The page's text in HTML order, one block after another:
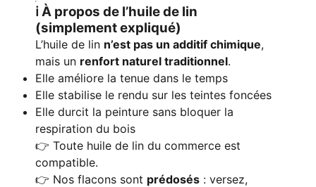
ℹ️ À propos de l’huile de lin
(simplement expliqué)
L’huile de lin n’est pas un additif chimique,
mais un renfort naturel traditionnel.
Elle améliore la tenue dans le temps
Elle stabilise le rendu sur les teintes foncées
Elle durcit la peinture sans bloquer la
respiration du bois
👉 Toute huile de lin du commerce est
compatible.
👉 Nos flacons sont prédosés : versez,